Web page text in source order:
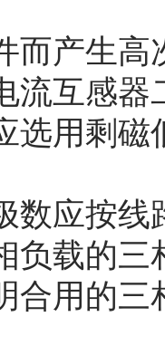
而产生
流互感
选用剩磁
数应按
负载的
合用的